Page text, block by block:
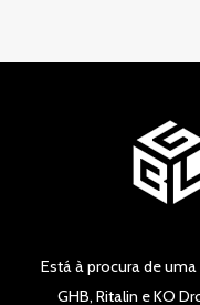
Está à procura de
GHB, Ritalin e KO